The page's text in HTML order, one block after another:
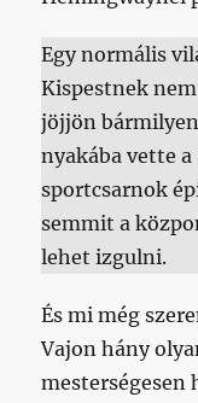
Egy normális
Kispestnek
jöjjön
nyakába vette
sportcsarnok
semmit a
lehet izgulni.
És mi még
Vajon hány